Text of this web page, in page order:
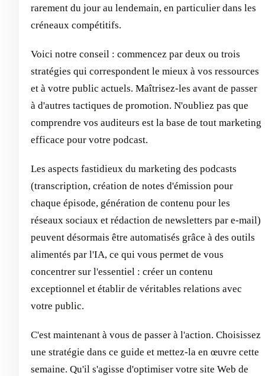
rarement du jour au lendemain, en particulier dans les
créneaux compétitifs.
Voici notre conseil : commencez par deux ou trois
stratégies qui correspondent le mieux à vos ressources
et à votre public actuels. Maîtrisez-les avant de passer
à d'autres tactiques de promotion. N'oubliez pas que
comprendre vos auditeurs est la base de tout marketing
efficace pour votre podcast.
Les aspects fastidieux du marketing des podcasts
(transcription, création de notes d'émission pour
chaque épisode, génération de contenu pour les
réseaux sociaux et rédaction de newsletters par e-mail)
peuvent désormais être automatisés grâce à des outils
alimentés par l'IA, ce qui vous permet de vous
concentrer sur l'essentiel : créer un contenu
exceptionnel et établir de véritables relations avec
votre public.
C'est maintenant à vous de passer à l'action. Choisissez
une stratégie dans ce guide et mettez-la en œuvre cette
semaine. Qu'il s'agisse d'optimiser votre site Web de